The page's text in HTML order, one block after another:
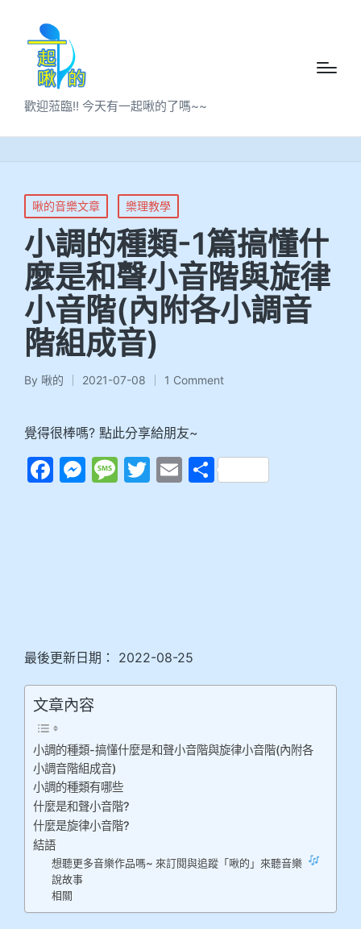
歡迎蒞臨!! 今天有一起啾的了嗎~~
啾的音樂文章 樂理教學
小調的種類-1篇搞懂什
麼是和聲小音階與旋律
小音階(內附各小調音
階組成音)
By 啾的 2021-07-08 1 Comment
覺得很棒嗎? 點此分享給朋友~
F
k
M
er
M T
E 分
最後更新日期： 2022-08-25
文章內容
小調的種類-搞懂什麼是和聲小音階與旋律小音階(內附各
小調音階組成音)
小調的種類有哪些
什麼是和聲小音階?
什麼是旋律小音階?
結語
想聽更多音樂作品嗎~ 來訂閱與追蹤「啾的」來聽音樂
說故事
相關